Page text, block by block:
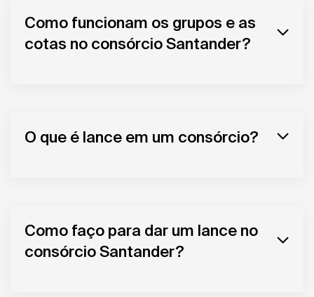
Como funcionam os grupos e as
cotas no consórcio Santander?
O que é lance em um consórcio?
Como faço para dar um lance no
consórcio Santander?